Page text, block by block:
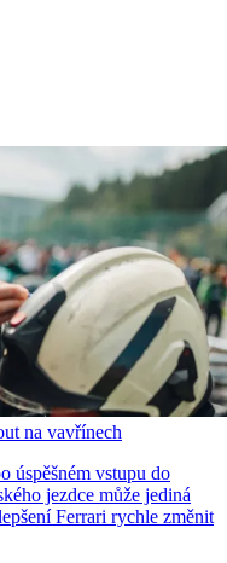
na vavřínech
úspěšném vstupu do
jezdce může jediná
Ferrari rychle změnit